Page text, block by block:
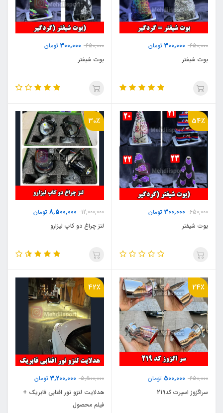
650,000
300,000 تومان
بوت شیفتر
650,000
300,000 تومان
بوت شیفتر
54٪
650,000
300,000 تومان
بوت شیفتر
30٪
12,000,000
8,500,000 تومان
لنز چراغ دو کاپ لیزارو
24٪
650,000
500,000 تومان
سراگزوز اسپرت کد219
42٪
5,500,000
3,200,000 تومان
هدلایت لنزو نور افتابی فابریک +
فیلم محصول